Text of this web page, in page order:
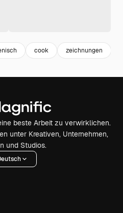
cook zeichnungen
beste Arbeit zu verwirklichen.
unter Kreativen, Unternehmen,
und Studios.